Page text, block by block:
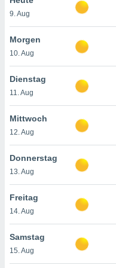
oder
Partner
es uns
das
der
Profil zu
Ihnen
finden
. Sie
jederzeit
Rand
9. Aug
Morgen
10. Aug
Dienstag
11. Aug
Mittwoch
12. Aug
Donnerstag
13. Aug
Freitag
14. Aug
Samstag
15. Aug